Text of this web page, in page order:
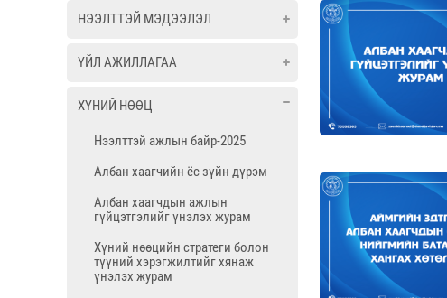
НЭЭЛТТЭЙ МЭДЭЭЛЭЛ
ҮЙЛ АЖИЛЛАГАА
ХҮНИЙ НӨӨЦ
Нээлттэй ажлын байр-2025
Албан хаагчийн ёс зүйн дүрэм
Албан хаагчдын ажлын
гүйцэтгэлийг үнэлэх журам
Хүний нөөцийн стратеги болон
түүний хэрэгжилтийг хянаж
үнэлэх журам